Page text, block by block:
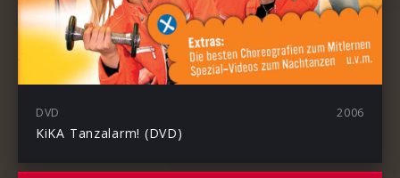
DVD 2006
KiKA Tanzalarm! (DVD)